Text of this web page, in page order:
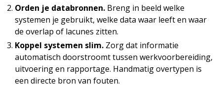
Orden je databronnen. Breng in beeld welke
systemen je gebruikt, welke data waar leeft en waar
de overlap of lacunes zitten.
Koppel systemen slim. Zorg dat informatie
automatisch doorstroomt tussen werkvoorbereiding,
uitvoering en rapportage. Handmatig overtypen is
een directe bron van fouten.